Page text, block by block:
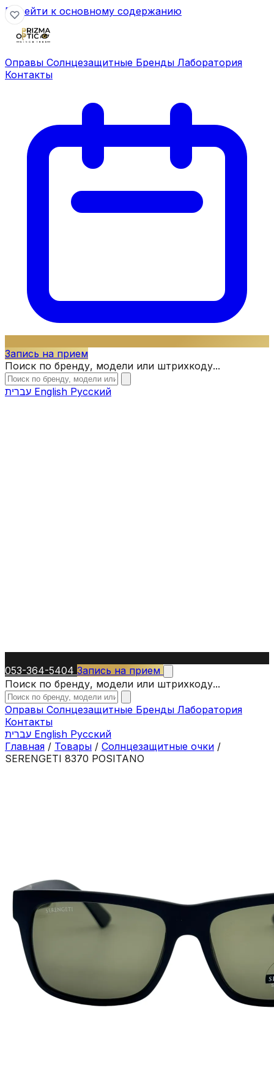
Перейти к основному содержанию
Оправы Солнцезащитные Бренды Лаборатория
Контакты
Запись на прием
Поиск по бренду, модели или штрихкоду...
English Русский
053-364-5404 Запись на прием
Поиск по бренду, модели или штрихкоду...
Оправы Солнцезащитные Бренды Лаборатория
Контакты
English Русский
Главная / Товары / Солнцезащитные очки /
SERENGETI 8370 POSITANO